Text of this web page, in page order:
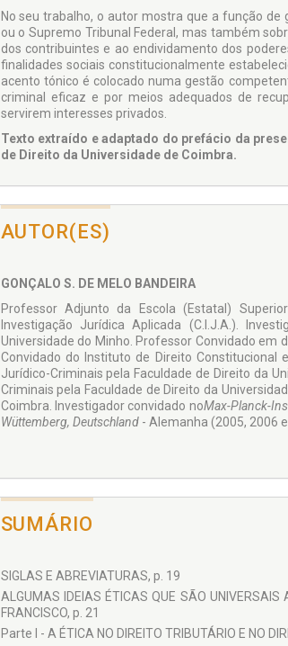
No seu trabalho, o autor mostra que a função de
ou o Supremo Tribunal Federal, mas também
dos contribuintes e ao endividamento dos
finalidades sociais constitucionalmente
acento tónico é colocado numa gestão
criminal eficaz e por meios adequados de
servirem interesses privados.
Texto extraído e adaptado do prefácio da
de Direito da Universidade de Coimbra.
AUTOR(ES)
GONÇALO S. DE MELO BANDEIRA
Professor Adjunto da Escola (Estatal)
Investigação Jurídica Aplicada (C.I.J.A.).
Universidade do Minho. Professor Convidado em
Convidado do Instituto de Direito Constitucional
Jurídico-Criminais pela Faculdade de Direito da
Criminais pela Faculdade de Direito da
Coimbra. Investigador convidado noMax-Planck-
Wüttemberg, Deutschland- Alemanha (2005, 2006
SUMÁRIO
SIGLAS E ABREVIATURAS, p. 19
ALGUMAS IDEIAS ÉTICAS QUE SÃO
FRANCISCO, p. 21
Parte I - A ÉTICA NO DIREITO TRIBUTÁRIO E NO